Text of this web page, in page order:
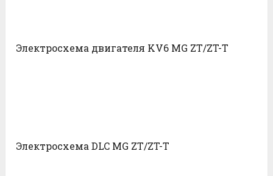
Электросхема двигателя KV6 MG ZT/ZT-T
Электросхема DLC MG ZT/ZT-T